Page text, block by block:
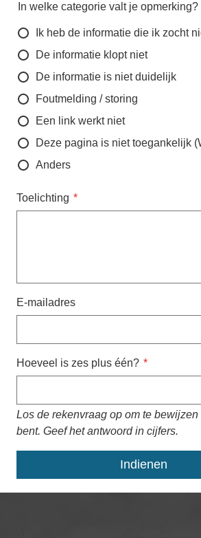
In welke categorie valt je opmerking?
Ik heb de informatie die ik zocht
De informatie klopt niet
De informatie is niet duidelijk
Foutmelding / storing
Een link werkt niet
Deze pagina is niet toegankelijk
Anders
Toelichting
E-mailadres
Hoeveel is zes plus één?
Los de rekenvraag op om te
bent. Geef het antwoord in cijfers.